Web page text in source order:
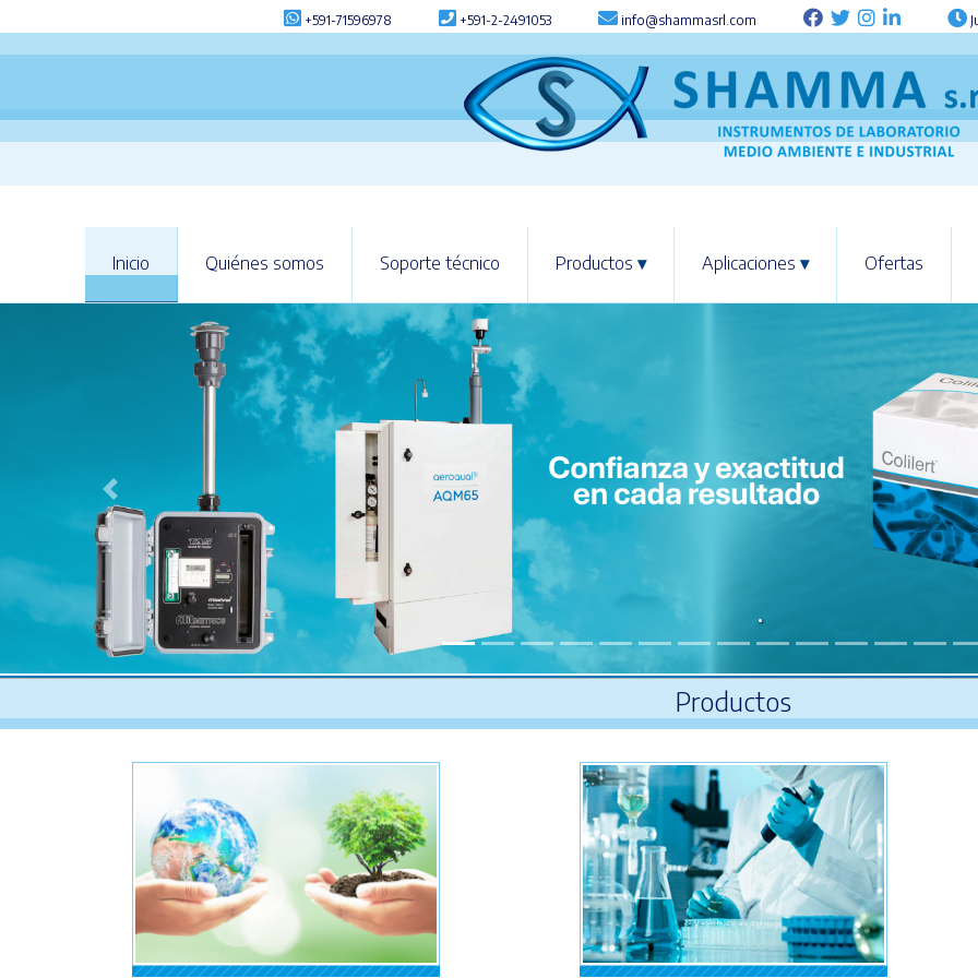
+591-71596978 +591-2-2491053 info@shammasrl.com
Inicio Quiénes somos Soporte técnico Productos ▾ Aplicaciones ▾ Ofertas
Previous
Productos